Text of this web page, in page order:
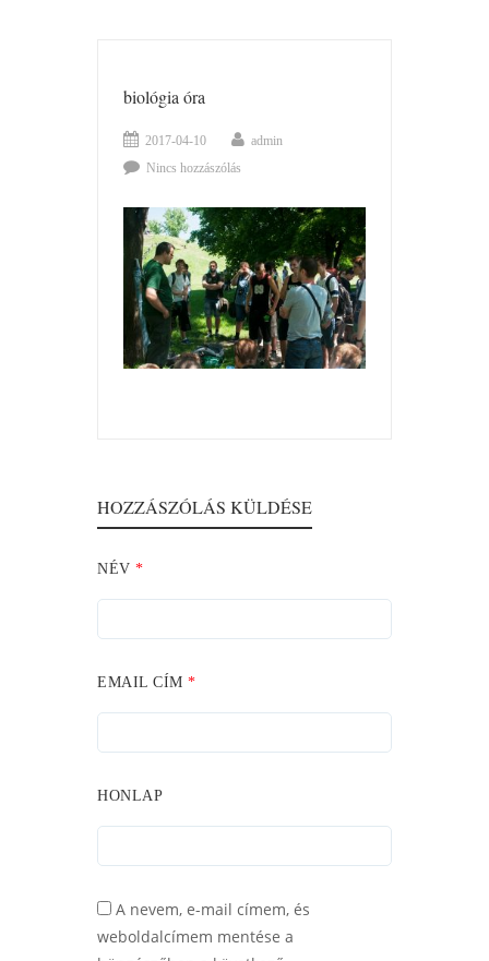
biológia óra
2017-04-10
admin
Nincs hozzászólás
HOZZÁSZÓLÁS KÜLDÉSE
NÉV *
EMAIL CÍM *
HONLAP
A nevem, e-mail címem, és
weboldalcímem mentése a